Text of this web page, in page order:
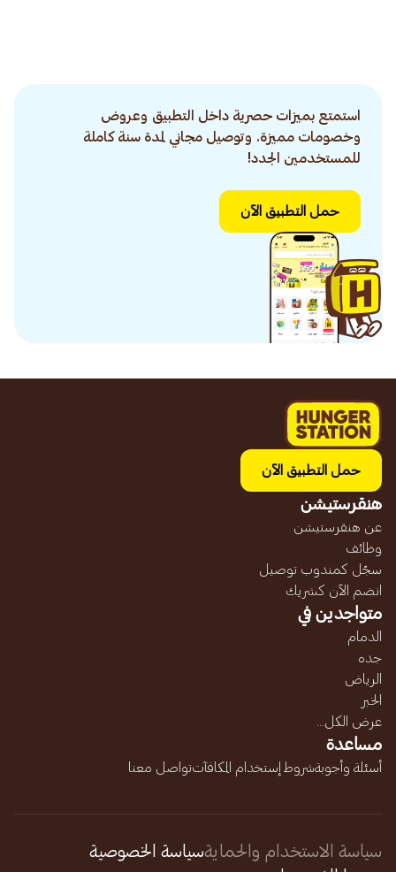
استمتع بميزات حصرية داخل التطبيق وعروض
وخصومات مميزة. وتوصيل مجاني لمدة سنة كاملة
للمستخدمين الجدد!
حمل التطبيق الآن
حمل التطبيق الآن
هنقرستيشن
عن هنقرستيشن
وظائف
سجّل كمندوب توصيل
انضم الآن كشريك
متواجدين في
الدمام
جده
الرياض
الخبر
عرض الكل...
مساعدة
أسئلة وأجوبةشروط إستخدام المكافآتتواصل معنا
سياسة الاستخدام والحمايةسياسة الخصوصية